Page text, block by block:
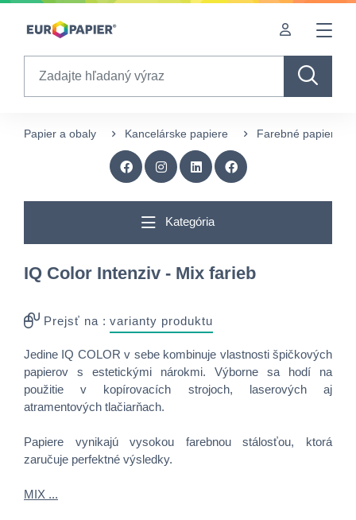
Table Of Content
Papier a obaly Kancelárske papiere Farebné papiere
Kategória
IQ Color Intenziv - Mix farieb
Prejsť na : varianty produktu
Jedine IQ COLOR v sebe kombinuje vlastnosti špičkových
papierov s estetickými nárokmi. Výborne sa hodí na
použitie v kopírovacích strojoch, laserových aj
atramentových tlačiarňach.
Papiere vynikajú vysokou farebnou stálosťou, ktorá
zaručuje perfektné výsledky.
MIX ...